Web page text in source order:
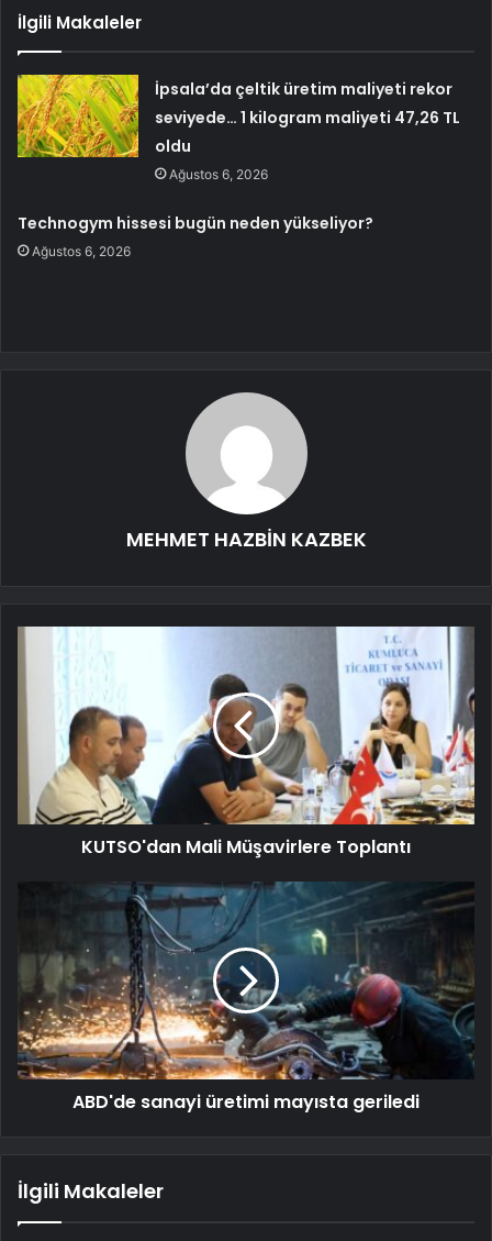
İlgili Makaleler
İpsala’da çeltik üretim maliyeti rekor
seviyede… 1 kilogram maliyeti 47,26 TL
oldu
Ağustos 6, 2026
Technogym hissesi bugün neden yükseliyor?
Ağustos 6, 2026
MEHMET HAZBİN KAZBEK
KUTSO'dan Mali Müşavirlere Toplantı
ABD'de sanayi üretimi mayısta geriledi
İlgili Makaleler